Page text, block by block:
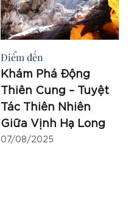
Điểm đến
Khám Phá Động
Thiên Cung – Tuyệt
Tác Thiên Nhiên
Giữa Vịnh Hạ Long
07/08/2025